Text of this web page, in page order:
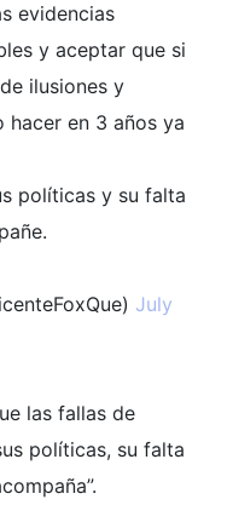
evidencias
y aceptar que si
ilusiones y
hacer en 3 años ya
políticas y su falta
July
las fallas de
políticas, su falta